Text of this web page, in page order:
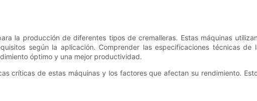
la producción de diferentes tipos de cremalleras. Estas máquinas
según la aplicación. Comprender las especificaciones técnicas de
óptimo y una mejor productividad.
críticas de estas máquinas y los factores que afectan su rendimiento.